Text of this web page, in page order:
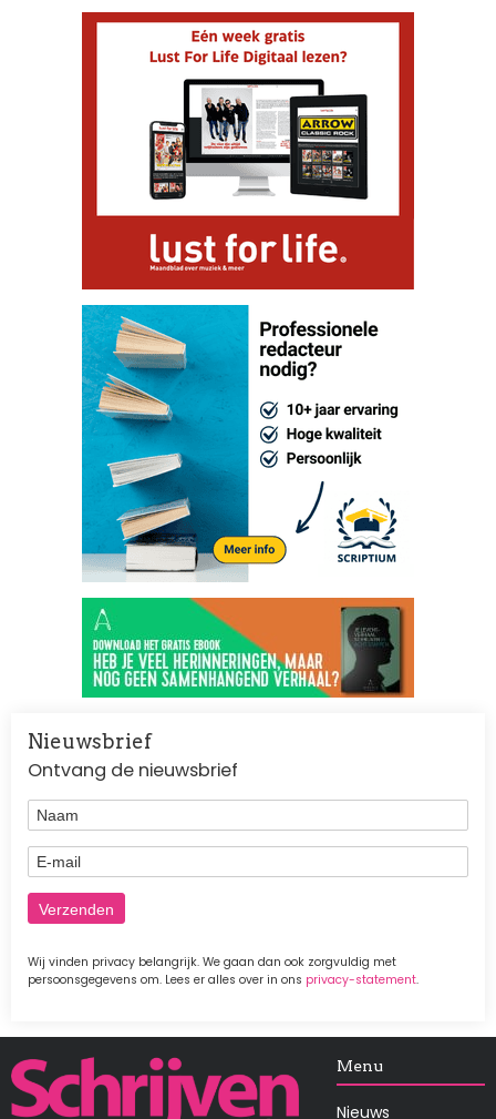
Nieuwsbrief
Ontvang de nieuwsbrief
Naam
E-mail
Wij vinden privacy belangrijk. We gaan dan ook zorgvuldig met
persoonsgegevens om. Lees er alles over in ons privacy-statement.
Afbeelding Menu
Nieuws